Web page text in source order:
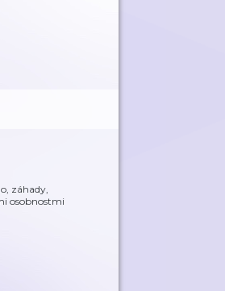
záhady,
osobnostmi